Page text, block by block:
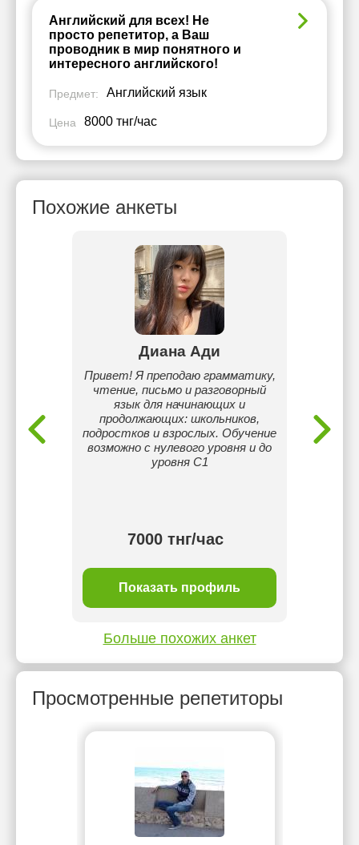
Английский для всех! Не
просто репетитор, а Ваш
проводник в мир понятного и
интересного английского!
Предмет: Английский язык
Цена 8000 тнг/час
Похожие анкеты
им.
Диана Ади
Привет! Я преподаю грамматику,
чтение, письмо и разговорный
язык для начинающих и
продолжающих: школьников,
подростков и взрослых. Обучение
возможно с нулевого уровня и до
уровня C1
7000 тнг/час
Показать профиль
Больше похожих анкет
Просмотренные репетиторы